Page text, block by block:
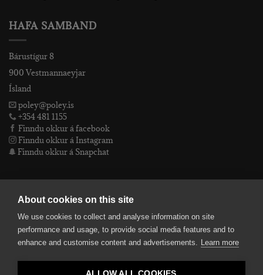
HAFA SAMBAND
Bárustígur 8
900 Vestmannaeyjar
Ísland
poley@poley.is
+354 481 1155
Finndu okkur á facebook
Finndu okkur á Instagram
Finndu okkur á Snapchat
Póley ehf
kt: 4905072480
About cookies on this site
We use cookies to collect and analyse information on site
performance and usage, to provide social media features and to
enhance and customise content and advertisements. Learn more